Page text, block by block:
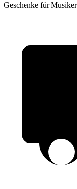
Geschenke für Musiker